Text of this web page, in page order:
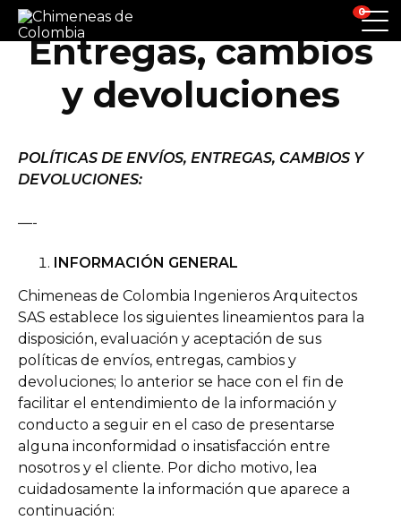
0
Entregas, cambios
y devoluciones
POLÍTICAS DE ENVÍOS, ENTREGAS, CAMBIOS Y
DEVOLUCIONES:
—-
INFORMACIÓN GENERAL
Chimeneas de Colombia Ingenieros Arquitectos
SAS establece los siguientes lineamientos para la
disposición, evaluación y aceptación de sus
políticas de envíos, entregas, cambios y
devoluciones; lo anterior se hace con el fin de
facilitar el entendimiento de la información y
conducto a seguir en el caso de presentarse
alguna inconformidad o insatisfacción entre
nosotros y el cliente. Por dicho motivo, lea
cuidadosamente la información que aparece a
continuación: